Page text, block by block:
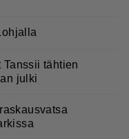
Tanssii tähtien
julki